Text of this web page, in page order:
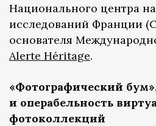
Национального центра
исследований Франции
основателя
Alerte Héritage.
«Фотографический
и операбельность
фотоколлекций